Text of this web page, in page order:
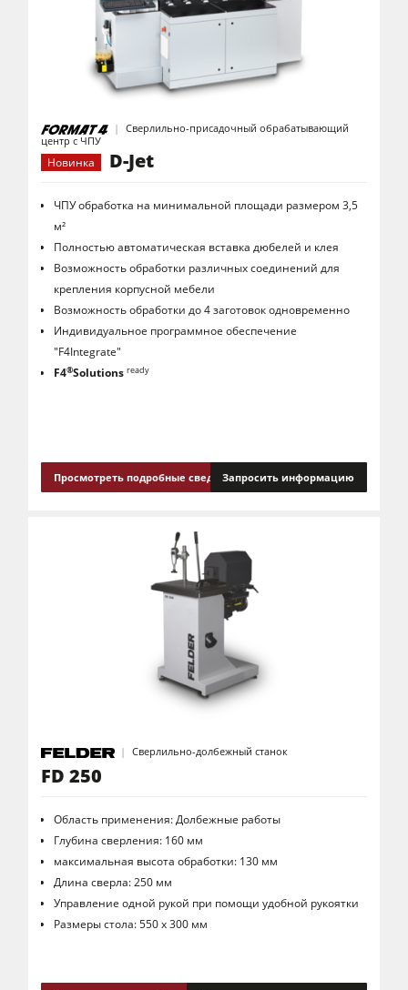
Кромкооблицовочные станки
Калибровально-шлифовальные станки
Шлифовальные станки
Cтанок для брашировния древесины
Ленточнопильные станки
Пильные центры
Прессы для брикетов
Аспирационные установки с очисткой воздуха
Аспирационная установка с очисткой воздуха
Сверлильно-присадочный обрабатывающий
центр с ЧПУ
Новинка
D-Jet
ЧПУ обработка на минимальной площади размером 3,5
м²
Полностью автоматическая вставка дюбелей и клея
Возможность обработки различных соединений для
крепления корпусной мебели
Возможность обработки до 4 заготовок одновременно
Индивидуальное программное обеспечение
"F4Integrate"
F4®Solutionsready
Просмотреть подробные сведенияЗапросить информацию
Сверлильно-долбежный станок
FD 250
Область применения: Долбежные работы
Глубина сверления: 160 мм
максимальная высота обработки: 130 мм
Длина сверла: 250 мм
Управление одной рукой при помощи удобной рукоятки
Размеры стола: 550 x 300 мм